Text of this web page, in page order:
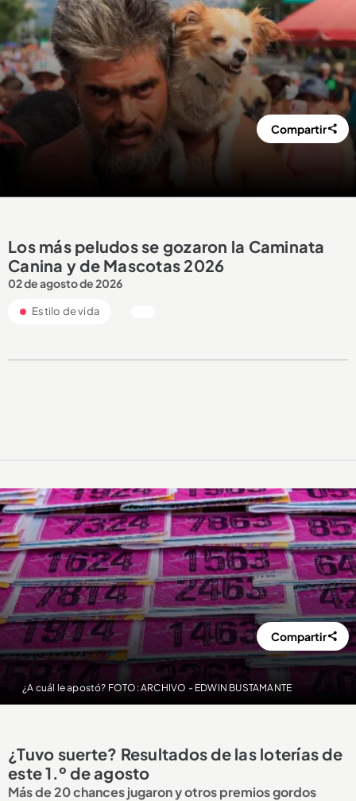
Compartir
Los más peludos se gozaron la Caminata
Canina y de Mascotas 2026
02 de agosto de 2026
Estilo de vida
¿A cuál le apostó? FOTO: ARCHIVO - EDWIN BUSTAMANTE
Compartir
¿Tuvo suerte? Resultados de las loterías de
este 1.º de agosto
Más de 20 chances jugaron y otros premios gordos